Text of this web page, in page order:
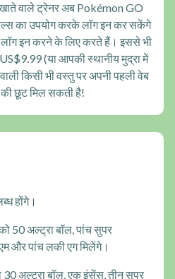
वाले ट्रेनर अब Pokémon GO
का उपयोग करके लॉग इन कर सकेंगे
लॉग इन करने के लिए करते हैं। इससे भी
(या आपकी स्थानीय मुद्रा में
किसी भी वस्तु पर अपनी पहली वेब
की छूट मिल सकती है!
होंगे।
50 अल्ट्रा बॉल, पांच सुपर
और पांच लकी एग मिलेंगे।
अल्ट्रा बॉल, एक इंसेंस, तीन सुपर